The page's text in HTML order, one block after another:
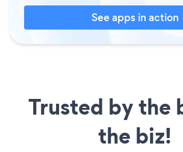
See apps in action
Trusted by the
the biz!